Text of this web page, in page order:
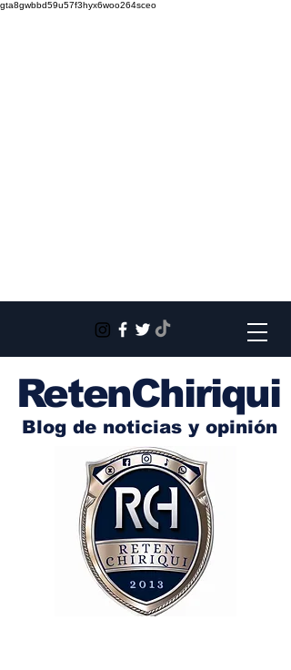
gta8gwbbd59u57f3hyx6woo264sceo
RetenChiriqui
Blog de noticias y opinión